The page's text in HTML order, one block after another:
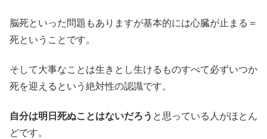
脳死といった問題もありますが基本的には心臓が止まる＝
死ということです。
そして大事なことは生きとし生けるものすべて必ずいつか
死を迎えるという絶対性の認識です。
自分は明日死ぬことはないだろう と思っている人がほとん
どです。